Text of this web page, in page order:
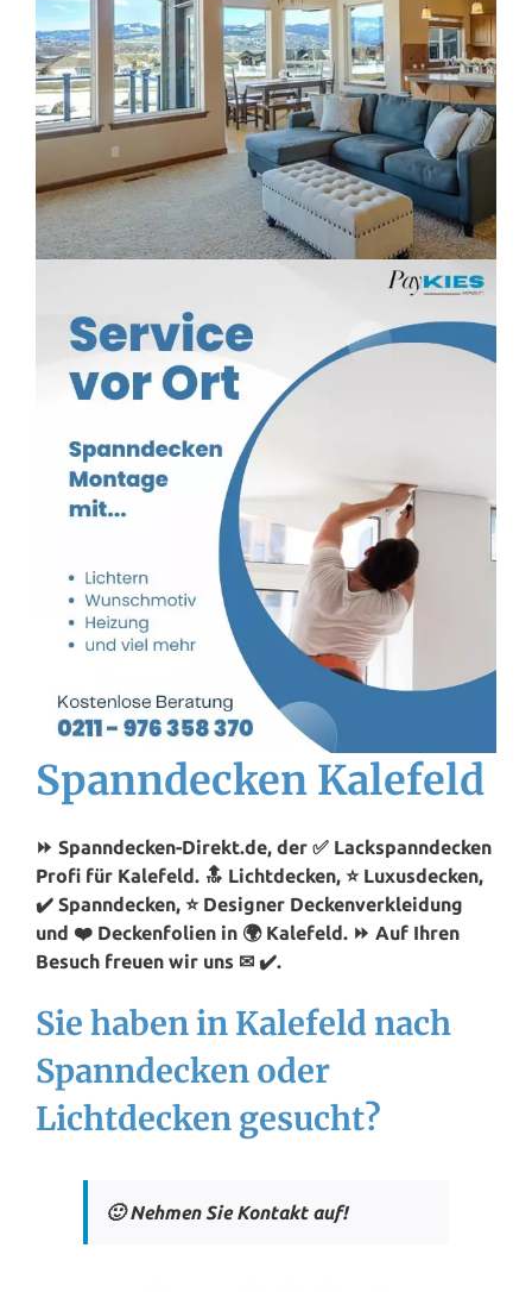
Spanndecken Kalefeld
⏩ Spanndecken-Direkt.de, der ✅ Lackspanndecken
Profi für Kalefeld. 🔝 Lichtdecken, ⭐ Luxusdecken,
✔️ Spanndecken, ⭐ Designer Deckenverkleidung
und ❤️ Deckenfolien in 🌍 Kalefeld. ⏩ Auf Ihren
Besuch freuen wir uns ✉ ✔️.
Sie haben in Kalefeld nach
Spanndecken oder
Lichtdecken gesucht?
🙂 Nehmen Sie Kontakt auf!